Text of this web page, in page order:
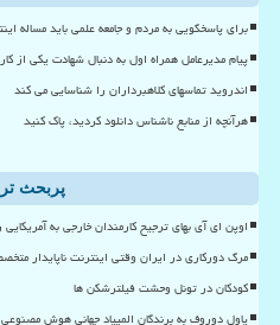
برای پاسخگویی به مردم و جامعه علمی باید مساله
پیام مدیرعامل همراه اول به دنبال شهادت یکی از
اندروید تماسهای کلاهبرداران را شناسایی می کند
هرآنچه از منابع ناشناس دانلود کردید، پاک کنید
پربحث
اوپن ای آی بهای ترجیح کارمندان خارجی به
مرگ دورکاری در ایران وقتی اینترنت ناپایدار
کودکان در تونل وحشت فیلترشکن ها
پاول دوروف به برندگان المپیاد جهانی هوش